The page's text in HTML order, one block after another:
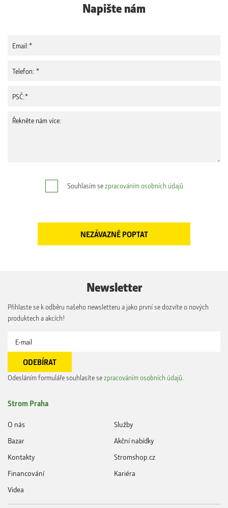
Napište nám
Souhlasím sezpracováním osobních údajů
Newsletter
Přihlaste se k odběru našeho newsletteru a jako první se dozvíte o nových
produktech a akcích!
Odesláním formuláře souhlasíte sezpracováním osobních údajů
Strom Praha
O nás
Služby
Bazar
Akční nabídky
Kontakty
Stromshop.cz
Financování
Kariéra
Videa